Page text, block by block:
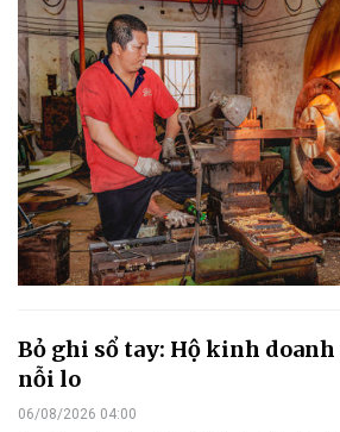
Bỏ ghi sổ tay: Hộ kinh
nỗi lo
06/08/2026 04:00